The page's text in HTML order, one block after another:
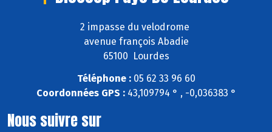
2 impasse du velodrome
avenue françois Abadie
65100 Lourdes
Téléphone :05 62 33 96 60
Coordonnées GPS :43,109794 ° , -0,036383 °
Nous suivre sur